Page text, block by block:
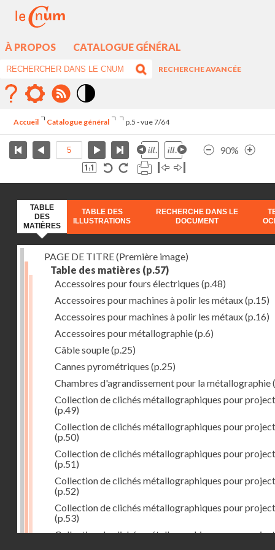
À PROPOS CATALOGUE GÉNÉRAL
RECHERCHE AVANCÉE
élévé
Accueil Catalogue général p.5 - vue 7/64
90%
TABLE
DES
MATIÈRES
TABLE DES
ILLUSTRATIONS
RECHERCHE DANS LE
DOCUMENT
PAGE DE TITRE (Première image)
Table des matières (p.57)
Accessoires pour fours électriques (p.48)
Accessoires pour machines à polir les métaux(p.15)
Accessoires pour machines à polir les métaux(p.16)
Accessoires pour métallographie(p.6)
Câble souple(p.25)
Cannes pyrométriques (p.25)
Chambres d'agrandissement pour la métallographie
Collection de clichés métallographiques pour
(p.49)
Collection de clichés métallographiques pour
(p.50)
Collection de clichés métallographiques pour
(p.51)
Collection de clichés métallographiques pour
(p.52)
Collection de clichés métallographiques pour
(p.53)
Collection de clichés métallographiques pour